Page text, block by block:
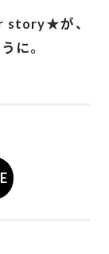
story★が、
に。